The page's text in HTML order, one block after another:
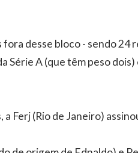
fora desse bloco - sendo
Série A (que têm peso
Ferj (Rio de Janeiro)